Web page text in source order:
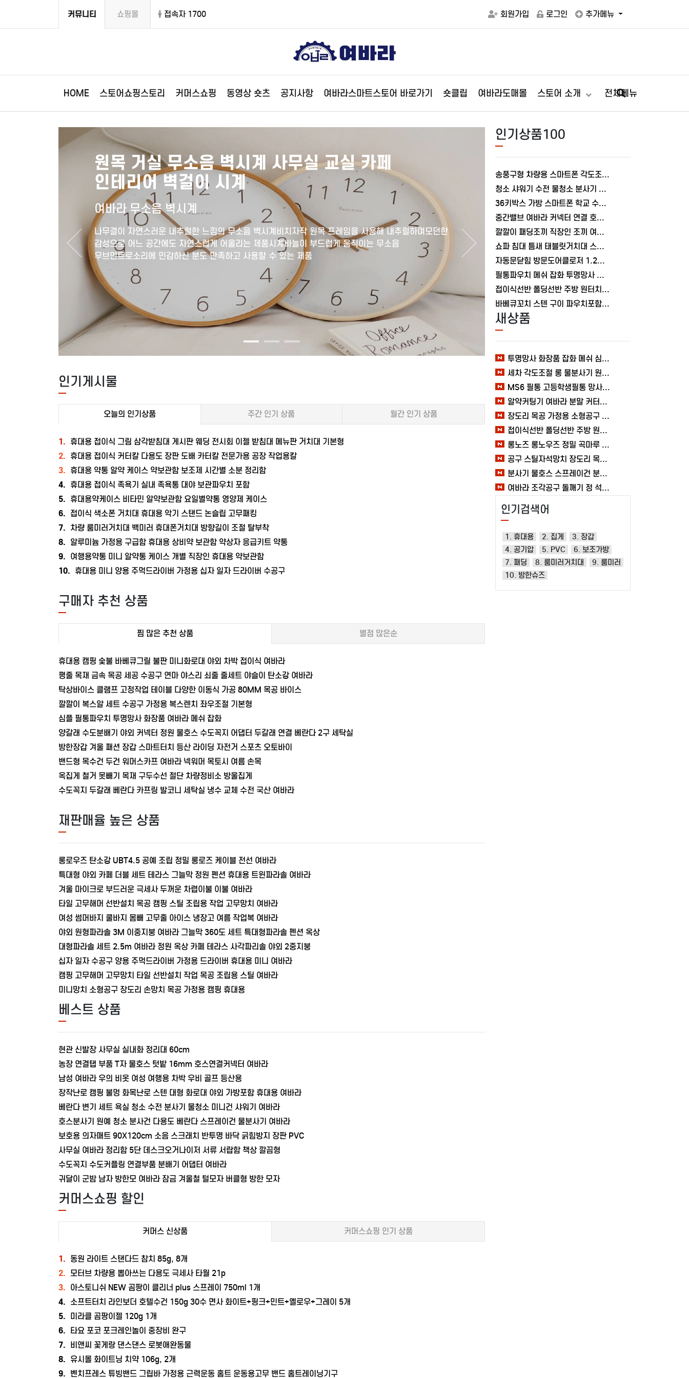
커뮤니티 쇼핑몰 접속자 1700 회원가입 로그인 추가메뉴
HOME 스토어쇼핑스토리 커머스쇼핑 동영상 숏츠 공지사항 여바라스마트스토어 바로가기 숏클립 여바라도매몰 스토어 소개 전체메뉴
원목 거실 무소음 벽시계 사무실 교실 카페
인테리어 벽걸이 시계
여바라 무소음 벽시계
나무결이 자연스러운 내추럴한 느낌의 무소음 벽시계비치자작 원목 프레임을 사용해 내추럴하며모던한
감성으로 어느 공간에도 자연스럽게 어울리는 제품시계바늘이 부드럽게 움직이는 무소음
무브먼트로소리에 민감하신 분도 만족하고 사용할 수 있는 제품
360도 회전 룸미러 스
자유로운 방향조절
왼쪽, 오른쪽, 가로모드, 세로모드제약없는 방향
인기게시물
오늘의 인기상품 주간 인기 상품 월간 인기 상품
1. 휴대용 접이식 그림 삼각받침대 게시판 웨딩 전시회 이젤 받침대 메뉴판 거치대 기본형
2. 휴대용 접이식 커터칼 다용도 장판 도배 카터칼 전문가용 공장 작업용칼
3. 휴대용 약통 알약 케이스 약보관함 보조제 시간별 소분 정리함
4. 휴대용 접이식 족욕기 실내 족욕통 대야 보관파우치 포함
5. 휴대용약케이스 비타민 알약보관함 요일별약통 영양제 케이스
6. 접이식 색소폰 거치대 휴대용 악기 스탠드 논슬립 고무패킹
7. 차량 룸미러거치대 백미러 휴대폰거치대 방향길이 조절 탈부착
8. 알루미늄 가정용 구급함 휴대용 상비약 보관함 약상자 응급키트 약통
9. 여행용약통 미니 알약통 케이스 개별 직장인 휴대용 약보관함
10. 휴대용 미니 양용 주먹드라이버 가정용 십자 일자 드라이버 수공구
구매자 추천 상품
찜 많은 추천 상품 별점 많은순
휴대용 캠핑 숯불 바베큐그릴 불판 미니화로대 야외 차박 접이식 여바라
평줄 목재 금속 목공 세공 수공구 연마 야스리 쇠줄 줄세트 야슬이 탄소강 여바라
탁상바이스 클램프 고정작업 테이블 다양한 이동식 가공 80MM 목공 바이스
깔깔이 복스알 세트 수공구 가정용 복스렌치 좌우조절 기본형
심플 필통파우치 투명망사 화장품 여바라 메쉬 잡화
양갈래 수도분배기 야외 커넥터 정원 물호스 수도꼭지 어댑터 두갈래 연결 베란다 2구 세탁실
방한장갑 겨울 패션 장갑 스마트터치 등산 라이딩 자전거 스포츠 오토바이
밴드형 목수건 두건 워머스카프 여바라 넥워머 목토시 여름 손목
옥집게 철거 못빼기 목재 구두수선 절단 차량정비소 방울집게
수도꼭지 두갈래 베란다 카프링 발코니 세탁실 냉수 교체 수전 국산 여바라
재판매율 높은 상품
롱로우즈 탄소강 UBT4.5 공예 조립 정밀 롱로즈 케이블 전선 여바라
특대형 야외 카페 더블 세트 테라스 그늘막 정원 펜션 휴대용 트윈파라솔 여바라
겨울 마이크로 부드러운 극세사 두꺼운 차렵이불 이불 여바라
타일 고무해머 선반설치 목공 캠핑 스틸 조립용 작업 고무망치 여바라
여성 썸머바지 쿨바지 몸빼 고무줄 아이스 냉장고 여름 작업복 여바라
야외 원형파라솔 3M 이중지붕 여바라 그늘막 360도 세트 특대형파라솔 펜션 옥상
대형파라솔 세트 2.5m 여바라 정원 옥상 카페 테라스 사각파리솔 야외 2중지붕
십자 일자 수공구 양용 주먹드라이버 가정용 드라이버 휴대용 미니 여바라
캠핑 고무해머 고무망치 타일 선반설치 작업 목공 조립용 스틸 여바라
미니망치 소형공구 장도리 손망치 목공 가정용 캠핑 휴대용
베스트 상품
현관 신발장 사무실 실내화 정리대 60cm
농장 연결탭 부품 T자 물호스 텃밭 16mm 호스연결커넥터 여바라
남성 여바라 우의 비옷 여성 여행용 차박 우비 골프 등산용
장작난로 캠핑 불멍 화목난로 스텐 대형 화로대 야외 가방포함 휴대용 여바라
베란다 변기 세트 욕실 청소 수전 분사기 물청소 미니건 샤워기 여바라
호스분사기 원예 청소 분사건 다용도 베란다 스프레이건 물분사기 여바라
보호용 의자매트 90X120cm 소음 스크래치 반투명 바닥 긁힘방지 장판 PVC
사무실 여바라 정리함 5단 데스크오거나이저 서류 서랍함 책상 깔끔형
수도꼭지 수도커플링 연결부품 분배기 어댑터 여바라
귀달이 군밤 남자 방한모 여바라 잠금 겨울철 털모자 버클형 방한 모자
커머스쇼핑 할인
커머스 신상품 커머스쇼핑 인기 상품
1. 동원 라이트 스탠다드 참치 85g, 8개
2. 모터브 차량용 뽑아쓰는 다용도 극세사 타월 21p
3. 아스토니쉬 NEW 곰팡이 클리너 plus 스프레이 750ml 1개
4. 소프트터치 라인보더 호텔수건 150g 30수 면사 화이트+핑크+민트+옐로우+그레이 5개
5. 미라클 곰팡이젤 120g 1개
6. 타요 포코 포크레인놀이 중장비 완구
7. 비앤씨 꽃게랑 댄스댄스 로봇애완동물
8. 유시몰 화이트닝 치약 106g, 2개
9. 벤치프레스 튜빙밴드 그립바 가정용 근력운동 홈트 운동용고무 밴드 홈트레이닝기구
인기상품100
송풍구형 차량용 스마트폰 각도조절 충전거치대 폴드거치대 여바라
청소 샤워기 수전 물청소 분사기 베란다 미니건 욕실 변기 세트 여바라
36키박스 가방 스마트폰 학교 수거함 보관함 케이스 휴대폰 학원 여바라
중간밸브 여바라 커넥터 연결 호스 배관 물호스 원터치 부속 잠금 어댑터
깔깔이 패딩조끼 직장인 조끼 여바라 보온 남녀공용 얇은 패딩 정장 경량
쇼파 침대 틈새 태블릿거치대 스탠드 핸드폰거치대 360도 회전 각도조절
자동문닫힘 방문도어클로저 1.2mm 무타공 와이어 미닫이 슬라이딩 열림방지 중문
필통파우치 메쉬 잡화 투명망사 심플 화장품 여바라
접이식선반 폴딩선반 주방 원터치 여바라 4단, 이동식 베란다 팬트리 72x34x126.5cm, 수납 블랙
바베큐꼬치 스텐 구이 파우치포함 양꼬치 쇠꼬챙이 보관 캠핑 세트 10개
새상품
투명망사 화장품 잡화 메쉬 심플 여바라 필통파우치
세차 각도조절 롱 물분사기 원예 여바라 스프레이건 분사기
MS6 필통 고등학생필통 망사 여바라 투명 다용도 메쉬 파우치
알약커팅기 여바라 분말 커터기 절단기 분쇄기 보관함 알약가위
장도리 목공 가정용 소형공구 캠핑 손망치 휴대용 미니망치 여바라
접이식선반 폴딩선반 주방 원터치 여바라 4단, 이동식 베란다 팬트리 72x34x126.5cm, 수납 블랙
롱노즈 롱노우즈 정밀 곡마루 공구용품 작업 케이블 조립 여바라 공예 전선
공구 스틸자석망치 장도리 목공 쇠망치 캠핑 목수 가정용 빠루 여바라
분사기 물호스 스프레이건 분사건 청소 베란다 대형 원예용 수도 욕실 여바라
여바라 조각공구 돌깨기 정 석공 250x16mm 조각정 송곳형 손보호
인기검색어
1. 휴대용 2. 집게
3. 장갑
4. 공기압
5. PVC
6. 보조가방
7. 패딩
8. 룸미러거치대
9. 룸미러
10. 방한슈즈